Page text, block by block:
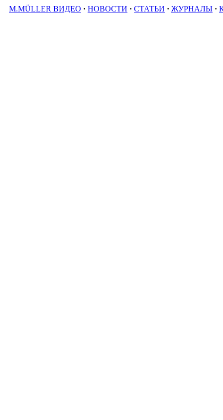
M.MÜLLER ВИДЕО · НОВОСТИ · СТАТЬИ · ЖУРНАЛЫ ·